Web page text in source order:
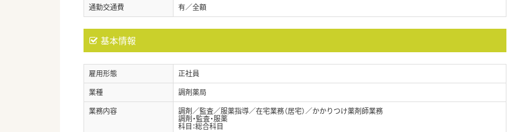
通勤交通費
有／全額
基本情報
雇用形態
正社員
業種
調剤薬局
業務内容
調剤／監査／服薬指導／在宅業務（居宅）／かかりつけ薬剤師業務
調剤・監査・服薬
科目：総合科目